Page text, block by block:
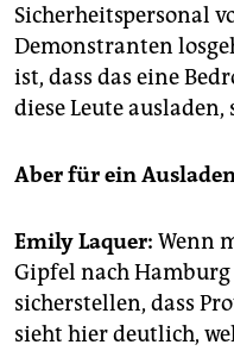
Sicherheitspersonal
Demonstranten
ist, dass das eine
diese Leute
Aber für ein
Emily Laquer: Wenn
Gipfel nach
sicherstellen, dass
sieht hier deutlich,